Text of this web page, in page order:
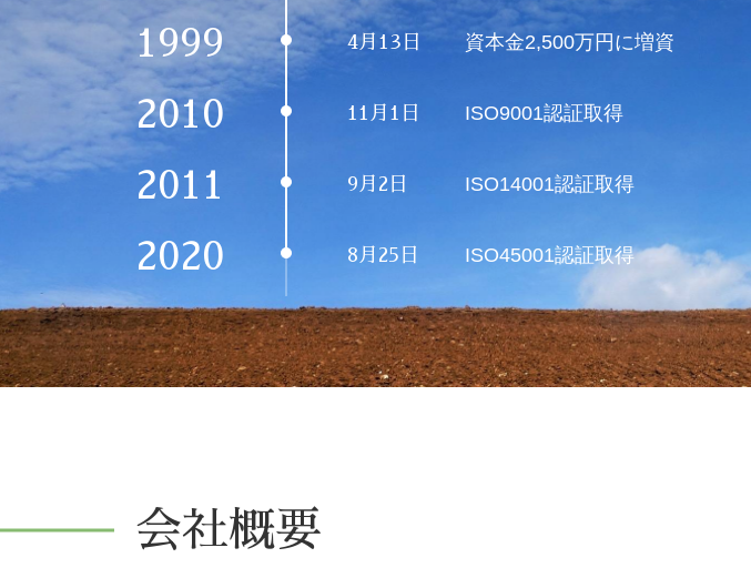
1999 4月13日 資本金2,500万円に増資
2010 11月1日 ISO9001認証取得
2011 9月2日 ISO14001認証取得
2020 8月25日 ISO45001認証取得
会社概要